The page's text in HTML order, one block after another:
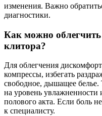
изменения. Важно
диагностики.
Как можно
клитора?
Для облегчения
компрессы, избегать
свободное, дышащее белье.
на уровень увлажненности
полового акта. Если боль
к специалисту.